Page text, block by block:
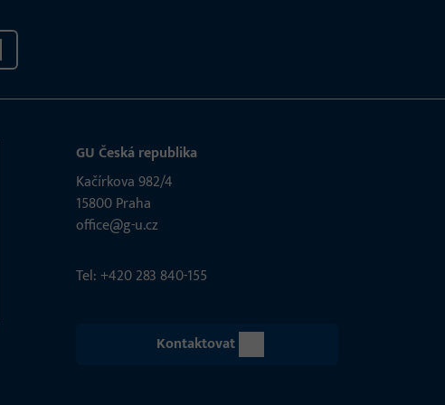
GU Česká republika
Kačírkova 982/4
15800 Praha
office@g-u.cz
Tel: +420 283 840-155
Kontaktovat